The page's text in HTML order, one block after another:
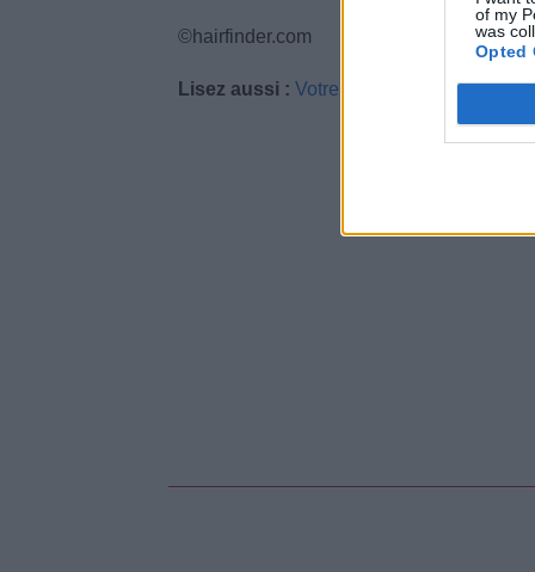
of my
was
Opted
©hairfinder.com
Lisez aussi : Votre enfant chez le coiffeur